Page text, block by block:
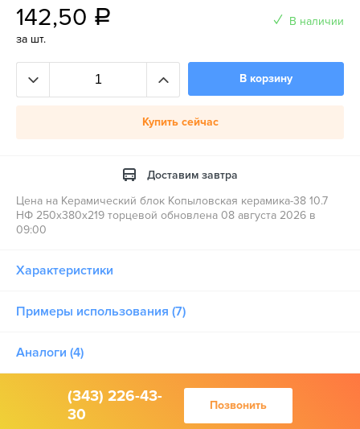
142,50 a
за шт.
В наличии
В корзину
Купить сейчас
Доставим завтра
Цена на Керамический блок Копыловская керамика-38 10.7
НФ 250х380х219 торцевой обновлена 08 августа 2026 в
09:00
Характеристики
Примеры использования (7)
Аналоги (4)
(343) 226-43-
30
Позвонить